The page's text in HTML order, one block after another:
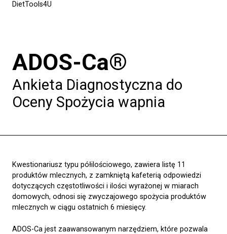
DietTools4U
ADOS-Ca®
Ankieta Diagnostyczna do
Oceny Spożycia wapnia
Kwestionariusz typu półilościowego, zawiera listę 11
produktów mlecznych, z zamkniętą kafeterią odpowiedzi
dotyczących częstotliwości i ilości wyrażonej w miarach
domowych, odnosi się zwyczajowego spożycia produktów
mlecznych w ciągu ostatnich 6 miesięcy.
ADOS-Ca jest zaawansowanym narzędziem, które pozwala